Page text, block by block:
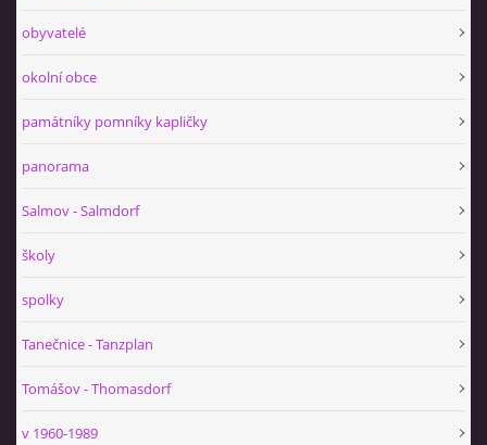
obyvatelé
okolní obce
památníky pomníky kapličky
panorama
Salmov - Salmdorf
školy
spolky
Tanečnice - Tanzplan
Tomášov - Thomasdorf
v 1960-1989